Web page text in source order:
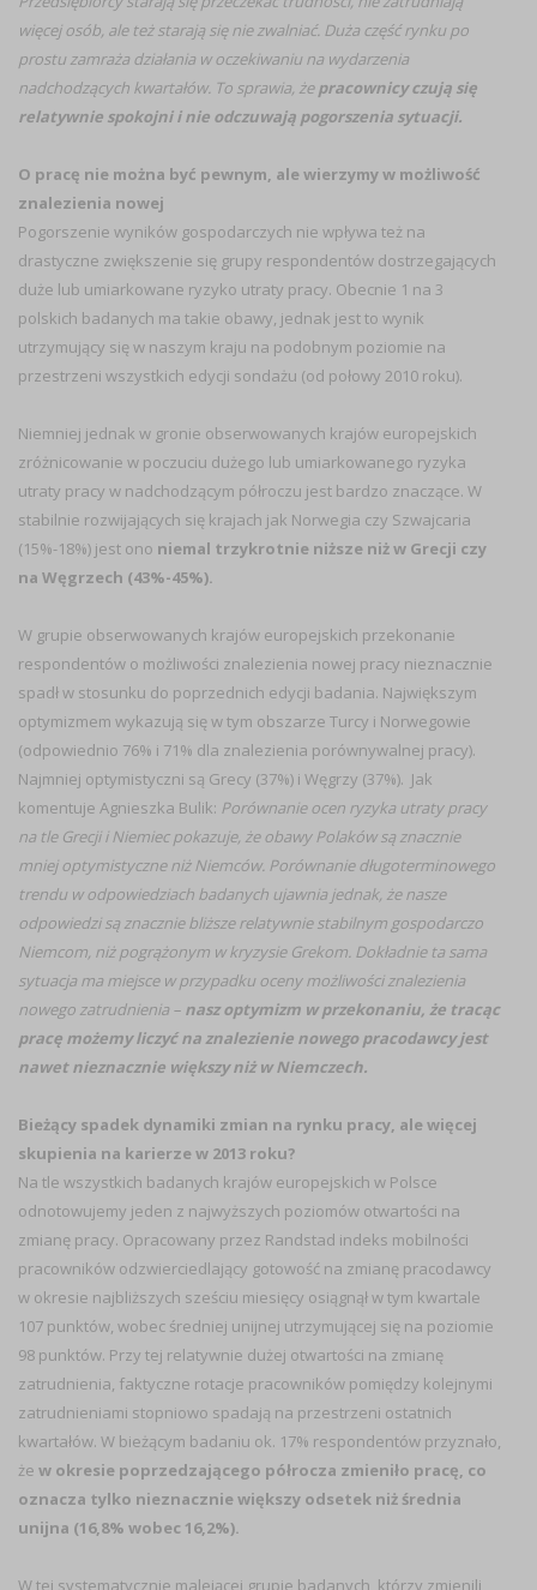
więcej osób, ale też starają się nie zwalniać. Duża część rynku po
prostu zamraża działania w oczekiwaniu na wydarzenia
nadchodzących kwartałów. To sprawia, żepracownicy czują się
relatywnie spokojni i nie odczuwają pogorszenia sytuacji.
O pracę nie można być pewnym, ale wierzymy w możliwość
znalezienia nowej
Pogorszenie wyników gospodarczych nie wpływa też na
drastyczne zwiększenie się grupy respondentów dostrzegających
duże lub umiarkowane ryzyko utraty pracy. Obecnie 1 na 3
polskich badanych ma takie obawy, jednak jest to wynik
utrzymujący się w naszym kraju na podobnym poziomie na
przestrzeni wszystkich edycji sondażu (od połowy 2010 roku).
Niemniej jednak w gronie obserwowanych krajów europejskich
zróżnicowanie w poczuciu dużego lub umiarkowanego ryzyka
utraty pracy w nadchodzącym półroczu jest bardzo znaczące. W
stabilnie rozwijających się krajach jak Norwegia czy Szwajcaria
(15%-18%) jest ono niemal trzykrotnie niższe niż w Grecji czy
na Węgrzech (43%-45%).
W grupie obserwowanych krajów europejskich przekonanie
respondentów o możliwości znalezienia nowej pracy nieznacznie
spadł w stosunku do poprzednich edycji badania. Największym
optymizmem wykazują się w tym obszarze Turcy i Norwegowie
(odpowiednio 76% i 71% dla znalezienia porównywalnej pracy).
Najmniej optymistyczni są Grecy (37%) i Węgrzy (37%). Jak
komentuje Agnieszka Bulik: Porównanie ocen ryzyka utraty pracy
na tle Grecji i Niemiec pokazuje, że obawy Polaków są znacznie
mniej optymistyczne niż Niemców. Porównanie długoterminowego
trendu w odpowiedziach badanych ujawnia jednak, że nasze
odpowiedzi są znacznie bliższe relatywnie stabilnym gospodarczo
Niemcom, niż pogrążonym w kryzysie Grekom. Dokładnie ta sama
sytuacja ma miejsce w przypadku oceny możliwości znalezienia
nowego zatrudnienia – nasz optymizm w przekonaniu, że tracąc
pracę możemy liczyć na znalezienie nowego pracodawcy jest
nawet nieznacznie większy niż w Niemczech.
Bieżący spadek dynamiki zmian na rynku pracy, ale więcej
skupienia na karierze w 2013 roku?
Na tle wszystkich badanych krajów europejskich w Polsce
odnotowujemy jeden z najwyższych poziomów otwartości na
zmianę pracy. Opracowany przez Randstad indeks mobilności
pracowników odzwierciedlający gotowość na zmianę pracodawcy
w okresie najbliższych sześciu miesięcy osiągnął w tym kwartale
107 punktów, wobec średniej unijnej utrzymującej się na poziomie
98 punktów. Przy tej relatywnie dużej otwartości na zmianę
zatrudnienia, faktyczne rotacje pracowników pomiędzy kolejnymi
zatrudnieniami stopniowo spadają na przestrzeni ostatnich
kwartałów. W bieżącym badaniu ok. 17% respondentów przyznało,
że w okresie poprzedzającego półrocza zmieniło pracę, co
oznacza tylko nieznacznie większy odsetek niż średnia
unijna (16,8% wobec 16,2%).
W tej systematycznie malejącej grupie badanych, którzy zmienili